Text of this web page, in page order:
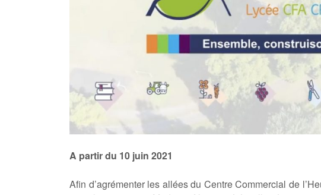
A partir du 10 juin 2021
Afin d’agrémenter les allées du Centre Commercial de